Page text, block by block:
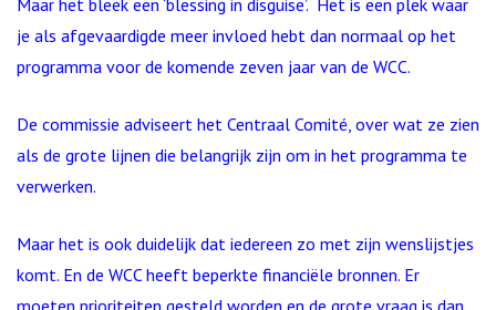
Maar het bleek een ‘blessing in disguise’. Het is een plek waar
je als afgevaardigde meer invloed hebt dan normaal op het
programma voor de komende zeven jaar van de WCC.
De commissie adviseert het Centraal Comité, over wat ze zien
als de grote lijnen die belangrijk zijn om in het programma te
verwerken.
Maar het is ook duidelijk dat iedereen zo met zijn wenslijstjes
komt. En de WCC heeft beperkte financiële bronnen. Er
moeten prioriteiten gesteld worden en de grote vraag is dan